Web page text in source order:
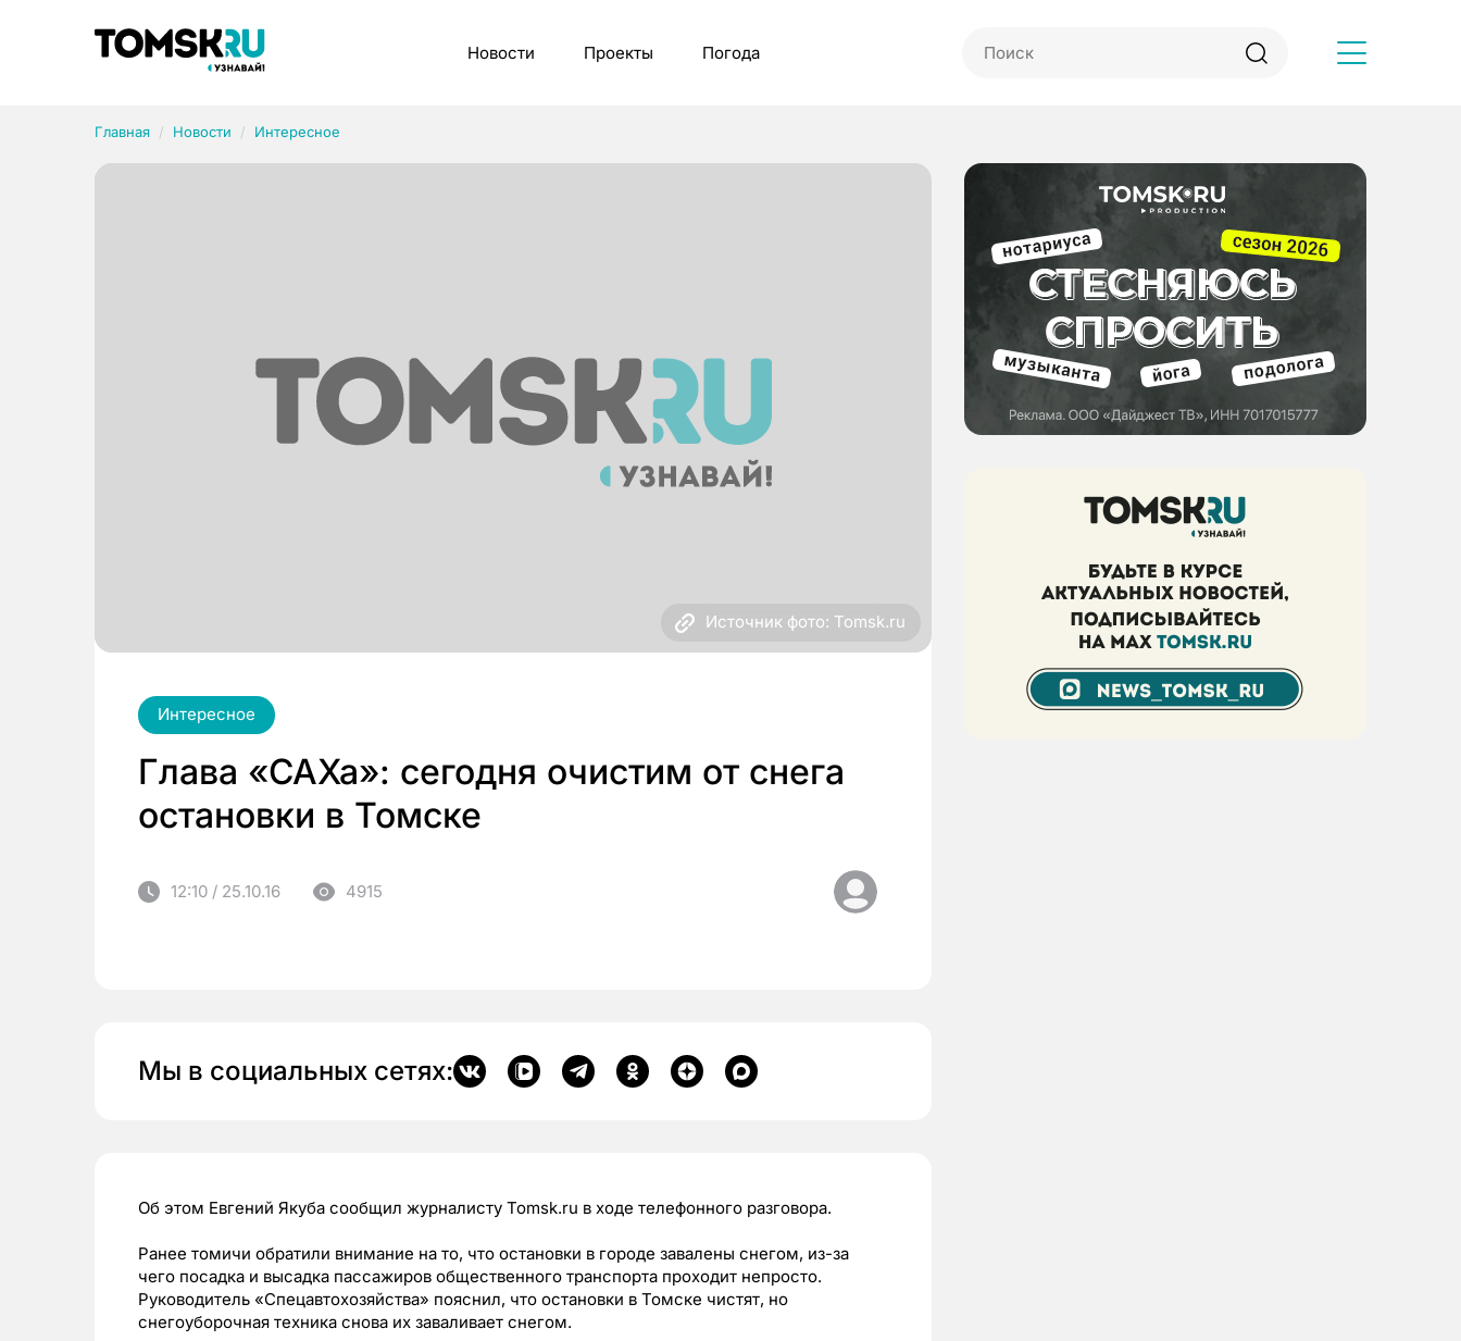
Новости Проекты Погода
Главная Новости Интересное
Источник фото: Tomsk.ru
Интересное
Глава «САХа»: сегодня очистим от снега
остановки в Томске
12:10 / 25.10.16 4915
Мы в социальных сетях:
Об этом Евгений Якуба сообщил журналисту Tomsk.ru в ходе телефонного разговора.
Ранее томичи обратили внимание на то, что остановки в городе завалены снегом, из-за
чего посадка и высадка пассажиров общественного транспорта проходит непросто.
Руководитель «Спецавтохозяйства» пояснил, что остановки в Томске чистят, но
снегоуборочная техника снова их заваливает снегом.
Рубрики